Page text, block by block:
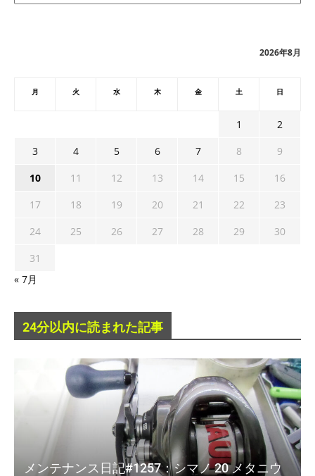
2026年8月
月 火 水 木 金 土 日
1
2
3
4 5 6 7 8
9
10
11 12 13 14 15
16
17
18 19 20 21 22
23
24
25 26 27 28 29
30
31
« 7月
24分以内に読まれた記事
メンテナンス日記#1257：シマノ 20 メタニウ